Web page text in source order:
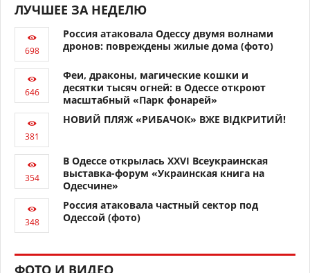
ЛУЧШЕЕ ЗА НЕДЕЛЮ
Россия атаковала Одессу двумя волнами
дронов: повреждены жилые дома (фото)
Феи, драконы, магические кошки и
десятки тысяч огней: в Одессе откроют
масштабный «Парк фонарей»
НОВИЙ ПЛЯЖ «РИБАЧОК» ВЖЕ ВІДКРИТИЙ!
В Одессе открылась XXVI Всеукраинская
выставка-форум «Украинская книга на
Одесчине»
Россия атаковала частный сектор под
Одессой (фото)
ФОТО И ВИДЕО